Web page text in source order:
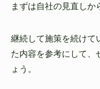
まずは自社の見直しか
継続して施策を続けて
た内容を参考にして、
ょう。